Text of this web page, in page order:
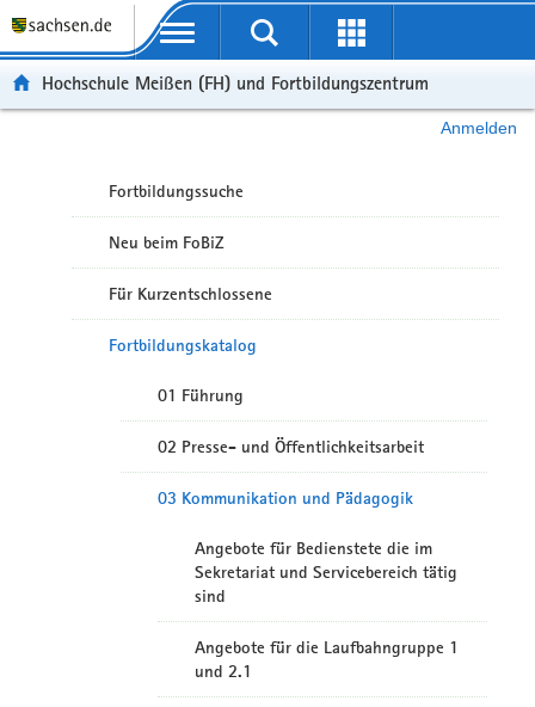
Portalübergreifende Navigation
Hochschule Meißen (FH) und Fortbildungszentrum
Anmelden
Fortbildungssuche
Neu beim FoBiZ
Für Kurzentschlossene
Fortbildungskatalog
01 Führung
02 Presse- und Öffentlichkeitsarbeit
03 Kommunikation und Pädagogik
Angebote für Bedienstete die im
Sekretariat und Servicebereich tätig
sind
Angebote für die Laufbahngruppe 1
und 2.1